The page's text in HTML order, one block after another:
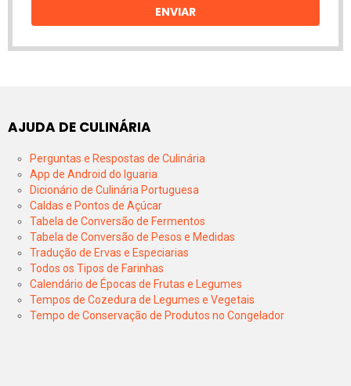
ENVIAR
AJUDA DE CULINÁRIA
Perguntas e Respostas de Culinária
App de Android do Iguaria
Dicionário de Culinária Portuguesa
Caldas e Pontos de Açúcar
Tabela de Conversão de Fermentos
Tabela de Conversão de Pesos e Medidas
Tradução de Ervas e Especiarias
Todos os Tipos de Farinhas
Calendário de Épocas de Frutas e Legumes
Tempos de Cozedura de Legumes e Vegetais
Tempo de Conservação de Produtos no Congelador